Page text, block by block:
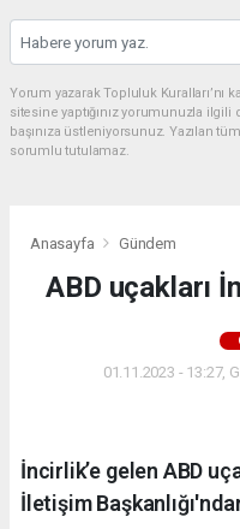
Yorum yazarak Topluluk
sitesine yaptığınız yorumunuzla
başınıza üstleniyorsunuz. Yazılan
sorumlu tutulamaz.
Anasayfa Gündem
ABD uçakları
01.11.2023 - 13:27,
İncirlik’e gelen ABD
İletişim